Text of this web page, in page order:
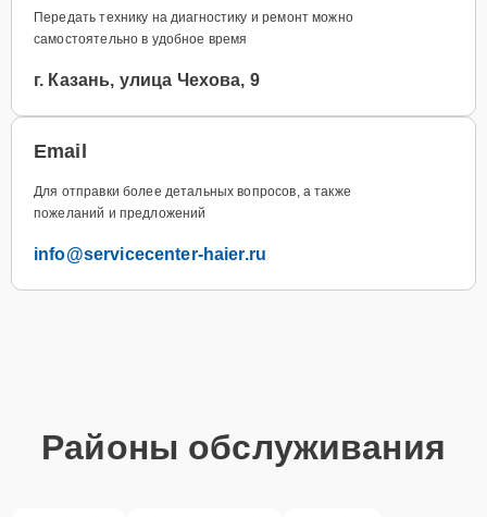
Передать технику на диагностику и ремонт можно
самостоятельно в удобное время
г. Казань, улица Чехова, 9
Email
Для отправки более детальных вопросов, а также
пожеланий и предложений
info@servicecenter-haier.ru
Районы обслуживания